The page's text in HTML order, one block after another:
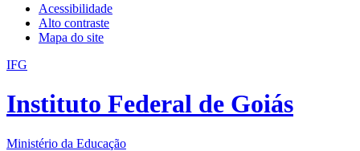
Acessibilidade
Alto contraste
Mapa do site
IFG
Instituto Federal de Goiás
Ministério da Educação